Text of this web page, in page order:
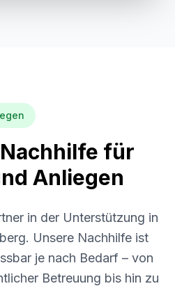
für
Anliegen
in der Unterstützung in
. Unsere Nachhilfe ist
je nach Bedarf – von
Betreuung bis hin zu